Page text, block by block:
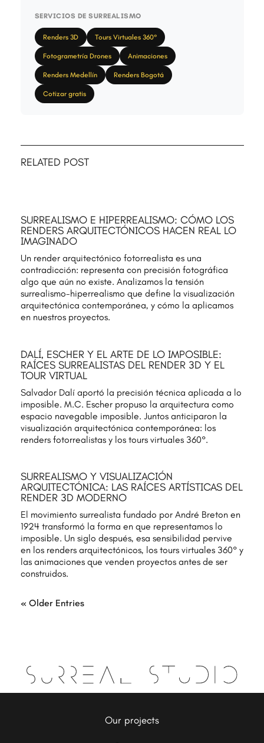
SERVICIOS DE SURREALISMO
Renders 3D Tours Virtuales 360°
Fotogrametría Drones Animaciones
Renders Medellín Renders Bogotá
Cotizar gratis
RELATED POST
SURREALISMO E HIPERREALISMO: CÓMO LOS
RENDERS ARQUITECTÓNICOS HACEN REAL LO
IMAGINADO
Un render arquitectónico fotorrealista es una
contradicción: representa con precisión fotográfica
algo que aún no existe. Analizamos la tensión
surrealismo-hiperrealismo que define la visualización
arquitectónica contemporánea, y cómo la aplicamos
en nuestros proyectos.
DALÍ, ESCHER Y EL ARTE DE LO IMPOSIBLE:
RAÍCES SURREALISTAS DEL RENDER 3D Y EL
TOUR VIRTUAL
Salvador Dalí aportó la precisión técnica aplicada a lo
imposible. M.C. Escher propuso la arquitectura como
espacio navegable imposible. Juntos anticiparon la
visualización arquitectónica contemporánea: los
renders fotorrealistas y los tours virtuales 360°.
SURREALISMO Y VISUALIZACIÓN
ARQUITECTÓNICA: LAS RAÍCES ARTÍSTICAS DEL
RENDER 3D MODERNO
El movimiento surrealista fundado por André Breton en
1924 transformó la forma en que representamos lo
imposible. Un siglo después, esa sensibilidad pervive
en los renders arquitectónicos, los tours virtuales 360° y
las animaciones que venden proyectos antes de ser
construidos.
« Older Entries
Our projects